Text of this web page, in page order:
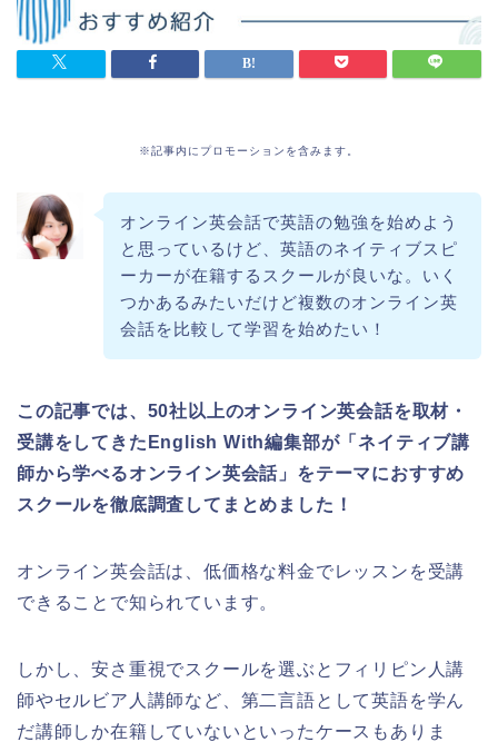
※記事内にプロモーションを含みます。
オンライン英会話で英語の勉強を始めよう
と思っているけど、英語のネイティブスピ
ーカーが在籍するスクールが良いな。いく
つかあるみたいだけど複数のオンライン英
会話を比較して学習を始めたい！
この記事では、50社以上のオンライン英会話を取材・
受講をしてきたEnglish With編集部が「ネイティブ講
師から学べるオンライン英会話」をテーマにおすすめ
スクールを徹底調査してまとめました！
オンライン英会話は、低価格な料金でレッスンを受講
できることで知られています。
しかし、安さ重視でスクールを選ぶとフィリピン人講
師やセルビア人講師など、第二言語として英語を学ん
だ講師しか在籍していないといったケースもありま